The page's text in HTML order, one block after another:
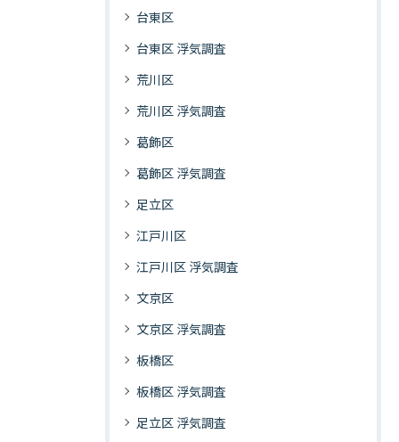
台東区
台東区 浮気調査
荒川区
荒川区 浮気調査
葛飾区
葛飾区 浮気調査
足立区
江戸川区
江戸川区 浮気調査
文京区
文京区 浮気調査
板橋区
板橋区 浮気調査
足立区 浮気調査